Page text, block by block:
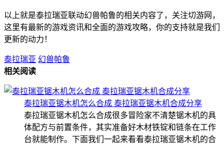
以上就是泰拉瑞亚联动幻兽帕鲁的相关内容了，关注切游网，
这里有最新的游戏资讯和全面的游戏攻略，你的支持就是我们
更新的动力！
泰拉瑞亚 幻兽帕鲁
相关阅读
泰拉瑞亚锯木机怎么合成 泰拉瑞亚锯木机合成分享
泰拉瑞亚锯木机怎么合成很多冒险家不清楚锯木机的具
体配方与前置条件，其实准备好木材铁锭和链条在工作
台就能制作。下面我们一起来看看泰拉瑞亚锯木机的合